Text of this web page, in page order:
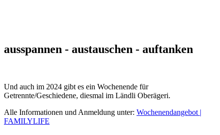
ausspannen - austauschen - auftanken
Und auch im 2024 gibt es ein Wochenende für
Getrennte/Geschiedene, diesmal im Ländli Oberägeri.
Alle Informationen und Anmeldung unter: Wochenendangebot |
FAMILYLIFE